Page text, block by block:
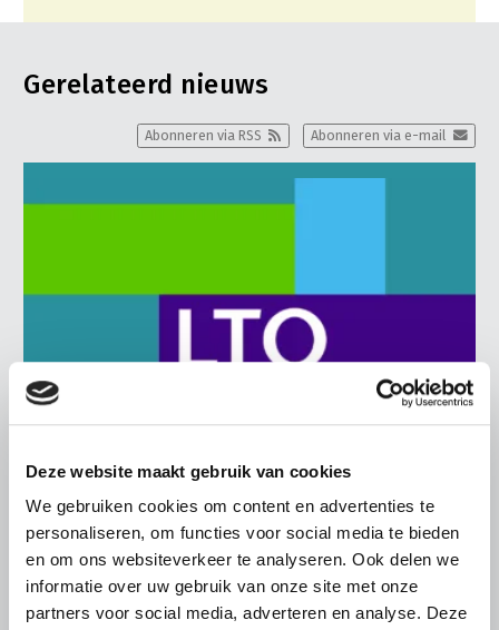
Deze website maakt gebruik van cookies
We gebruiken cookies om content en advertenties te
personaliseren, om functies voor social media te bieden
en om ons websiteverkeer te analyseren. Ook delen we
informatie over uw gebruik van onze site met onze
partners voor social media, adverteren en analyse. Deze
Gerelateerd nieuws
Abonneren via e-mail
Abonneren via RSS
BELANGRIJKE INFORMATIE
6 AUGUSTUS 2026
LTO sluit aan bij demonstratie tegen
dreigende onteigening